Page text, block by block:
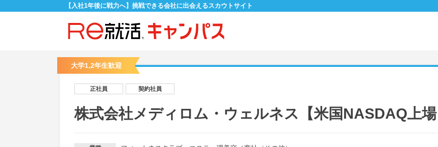
【入社1年後に戦力へ】挑戦できる会社に出会えるスカウトサイト
大学1,2年生歓迎
正社員 契約社員
株式会社メディロム・ウェルネス【米国NASDAQ上場